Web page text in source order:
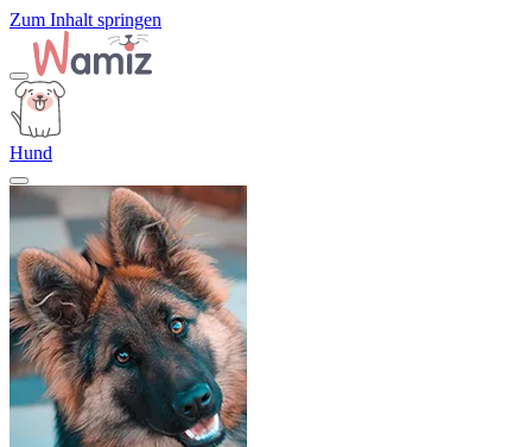
Zum Inhalt springen
Hund